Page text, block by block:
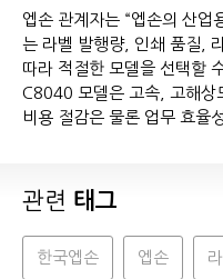
엡손 관계자는 “엡손의 산업
는 라벨 발행량, 인쇄 품질,
따라 적절한 모델을 선택할
C8040 모델은 고속, 고해상
비용 절감은 물론 업무 효율
관련 태그
한국엡손 엡손